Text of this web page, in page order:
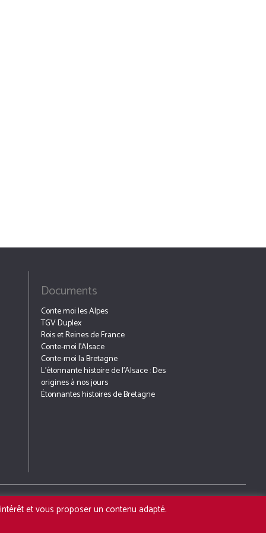
Documents
Conte moi les Alpes
TGV Duplex
Rois et Reines de France
Conte-moi l’Alsace
Conte-moi la Bretagne
L’étonnante histoire de l’Alsace : Des
origines à nos jours
Étonnantes histoires de Bretagne
PRESSE
et vous proposer un contenu adapté.